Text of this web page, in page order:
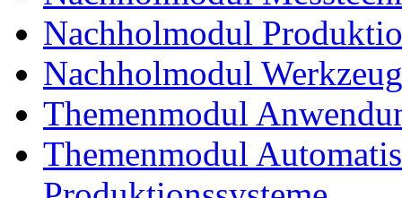
Nachholmodul
Nachholmodul
Themenmodul
Themenmodul